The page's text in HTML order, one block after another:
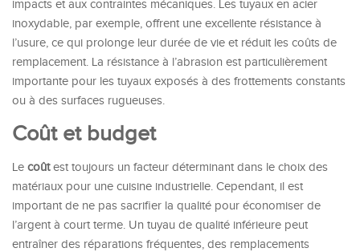
impacts et aux contraintes mécaniques. Les tuyaux en acier
inoxydable, par exemple, offrent une excellente résistance à
l’usure, ce qui prolonge leur durée de vie et réduit les coûts de
remplacement. La résistance à l’abrasion est particulièrement
importante pour les tuyaux exposés à des frottements constants
ou à des surfaces rugueuses.
Coût et budget
Le coûtest toujours un facteur déterminant dans le choix des
matériaux pour une cuisine industrielle. Cependant, il est
important de ne pas sacrifier la qualité pour économiser de
l’argent à court terme. Un tuyau de qualité inférieure peut
entraîner des réparations fréquentes, des remplacements